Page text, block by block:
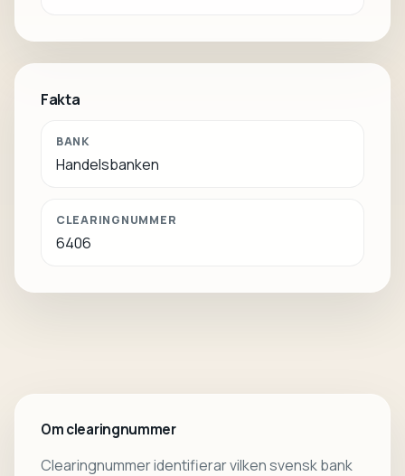
Fakta
BANK
Handelsbanken
CLEARINGNUMMER
6406
Om clearingnummer
Clearingnummer identifierar vilken svensk bank